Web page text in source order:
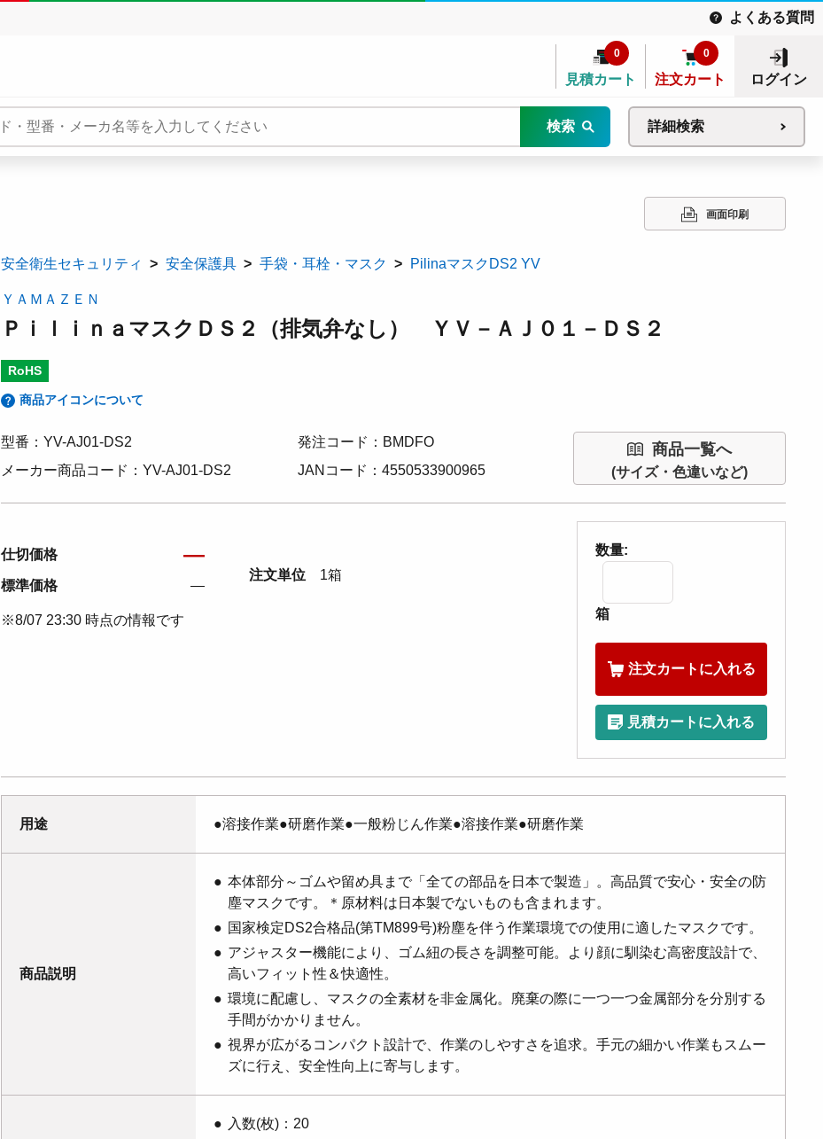
よくある質問
見積カート
0
注文カート
0
ログイン
検索 詳細検索
画面印刷
安全衛生セキュリティ 安全保護具 手袋・耳栓・マスク PilinaマスクDS2 YV
ＹＡＭＡＺＥＮ
ＰｉｌｉｎａマスクＤＳ２（排気弁なし） ＹＶ－ＡＪ０１－ＤＳ２
RoHS
商品アイコンについて
型番：YV-AJ01-DS2
発注コード：BMDFO
メーカー商品コード：YV-AJ01-DS2
JANコード：4550533900965
商品一覧へ
(サイズ・色違いなど)
仕切価格 ―
標準価格 ―
注文単位 1箱
※8/07 23:30 時点の情報です
数量:
箱
注文カートに入れる
見積カートに入れる
用途 ●溶接作業●研磨作業●一般粉じん作業●溶接作業●研磨作業
商品説明
本体部分～ゴムや留め具まで「全ての部品を日本で製造」。高品質で安心・安全の防
塵マスクです。＊原材料は日本製でないものも含まれます。
国家検定DS2合格品(第TM899号)粉塵を伴う作業環境での使用に適したマスクです。
アジャスター機能により、ゴム紐の長さを調整可能。より顔に馴染む高密度設計で、
高いフィット性＆快適性。
環境に配慮し、マスクの全素材を非金属化。廃棄の際に一つ一つ金属部分を分別する
手間がかかりません。
視界が広がるコンパクト設計で、作業のしやすさを追求。手元の細かい作業もスムー
ズに行え、安全性向上に寄与します。
入数(枚)：20